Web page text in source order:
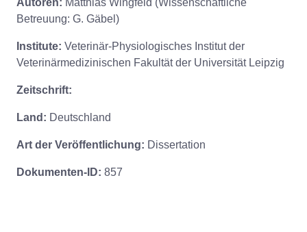
Betreuung: G. Gäbel)
Institute: Veterinär-Physiologisches Institut der
Veterinärmedizinischen Fakultät der Universität Leipzig
Zeitschrift:
Land: Deutschland
Art der Veröffentlichung: Dissertation
Dokumenten-ID: 857